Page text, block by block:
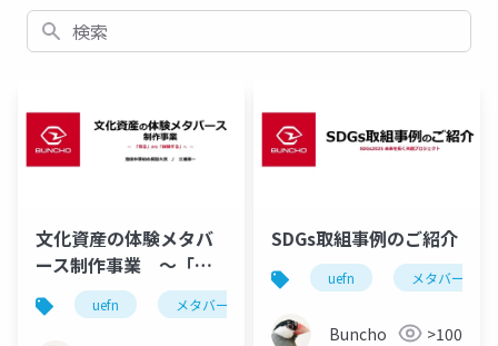
検索
文化資産の体験メタバ
ース制作事業 ～「見
る」から「体験する」
へ～
uefn メタバース
SDGs取組事例のご紹介
uefn メタバース
Buncho >100